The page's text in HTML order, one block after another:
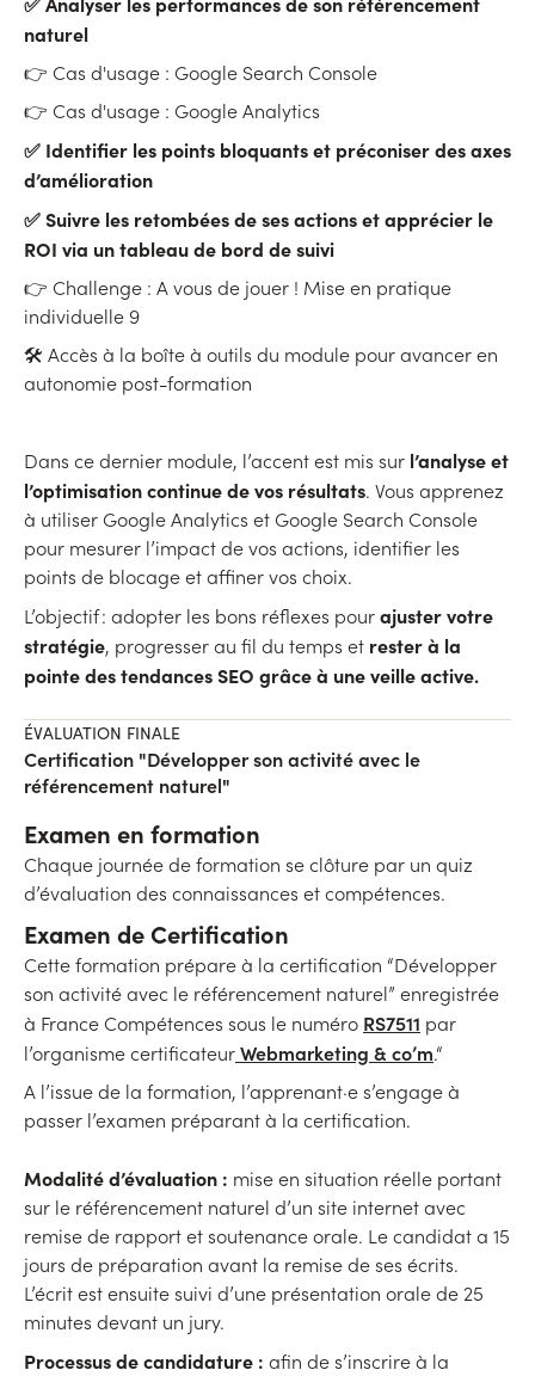
naturel
👉 Cas d'usage : Google Search Console
👉 Cas d'usage : Google Analytics
✅ Identifier les points bloquants et préconiser des axes
d’amélioration
✅ Suivre les retombées de ses actions et apprécier le
ROI via un tableau de bord de suivi
👉 Challenge : A vous de jouer ! Mise en pratique
individuelle 9
🛠 Accès à la boîte à outils du module pour avancer en
autonomie post-formation
Dans ce dernier module, l’accent est mis sur l’analyse et
l’optimisation continue de vos résultats. Vous apprenez
à utiliser Google Analytics et Google Search Console
pour mesurer l’impact de vos actions, identifier les
points de blocage et affiner vos choix.
L’objectif : adopter les bons réflexes pourajuster votre
stratégie, progresser au fil du temps et rester à la
pointe des tendances SEO grâce à une veille active.
ÉVALUATION FINALE
Certification "Développer son activité avec le
référencement naturel"
Examen en formation
Chaque journée de formation se clôture par un quiz
d’évaluation des connaissances et compétences.
Examen de Certification
Cette formation prépare à la certification “Développer
son activité avec le référencement naturel” enregistrée
à France Compétences sous le numéro RS7511 par
l’organisme certificateurWebmarketing & co’m.“
A l’issue de la formation, l’apprenant·e s’engage à
passer l’examen préparant à la certification.
Modalité d’évaluation : mise en situation réelle portant
sur le référencement naturel d’un site internet avec
remise de rapport et soutenance orale. Le candidat a 15
jours de préparation avant la remise de ses écrits.
L’écrit est ensuite suivi d’une présentation orale de 25
minutes devant un jury.
Processus de candidature : afin de s’inscrire à la